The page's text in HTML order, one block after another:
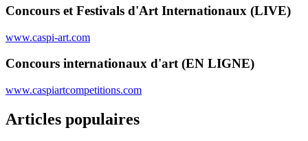
Concours et Festivals d'Art Internationaux (LIVE)
www.caspi-art.com
Concours internationaux d'art (EN LIGNE)
www.caspiartcompetitions.com
Articles populaires